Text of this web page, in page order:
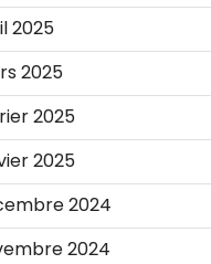
2025
2025
2025
2025
2024
2024